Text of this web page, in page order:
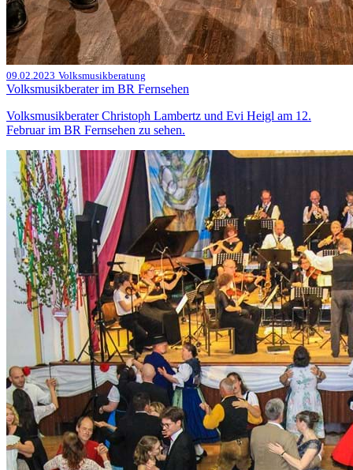
09.02.2023 Volksmusikberatung
Volksmusikberater im BR Fernsehen
Volksmusikberater Christoph Lambertz und Evi Heigl am 12.
Februar im BR Fernsehen zu sehen.